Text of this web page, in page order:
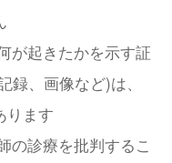
が起きたかを示す証
、画像など)は、
ります
の診療を批判するこ